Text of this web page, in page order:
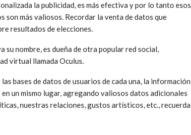
la publicidad, es más efectiva y por lo tanto esos
son más valiosos. Recordar la venta de datos que
resultados de elecciones.
su nombre, es dueña de otra popular red social,
virtual llamada Oculus.
bases de datos de usuarios de cada una, la información
un mismo lugar, agregando valiosos datos adicionales
nuestras relaciones, gustos artísticos, etc., recuerda